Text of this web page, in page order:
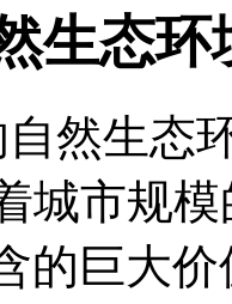
生态环
然生态
城市规模
的巨大